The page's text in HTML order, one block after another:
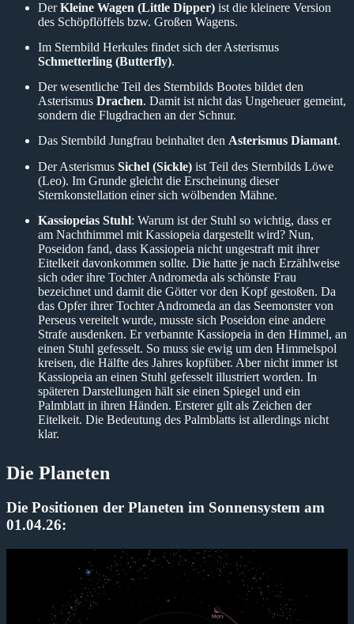
DerKleine Wagen (Little Dipper) ist die kleinere Version
des Schöpflöffels bzw. Großen Wagens.
Im Sternbild Herkules findet sich der Asterismus
Schmetterling (Butterfly).
Der wesentliche Teil des Sternbilds Bootes bildet den
Asterismus Drachen. Damit ist nicht das Ungeheuer gemeint,
sondern die Flugdrachen an der Schnur.
Das Sternbild Jungfrau beinhaltet den Asterismus Diamant.
Der Asterismus Sichel (Sickle) ist Teil des Sternbilds Löwe
(Leo). Im Grunde gleicht die Erscheinung dieser
Sternkonstellation einer sich wölbenden Mähne.
Kassiopeias Stuhl: Warum ist der Stuhl so wichtig, dass er
am Nachthimmel mit Kassiopeia dargestellt wird? Nun,
Poseidon fand, dass Kassiopeia nicht ungestraft mit ihrer
Eitelkeit davonkommen sollte. Die hatte je nach Erzählweise
sich oder ihre Tochter Andromeda als schönste Frau
bezeichnet und damit die Götter vor den Kopf gestoßen. Da
das Opfer ihrer Tochter Andromeda an das Seemonster von
Perseus vereitelt wurde, musste sich Poseidon eine andere
Strafe ausdenken. Er verbannte Kassiopeia in den Himmel, an
einen Stuhl gefesselt. So muss sie ewig um den Himmelspol
kreisen, die Hälfte des Jahres kopfüber. Aber nicht immer ist
Kassiopeia an einen Stuhl gefesselt illustriert worden. In
späteren Darstellungen hält sie einen Spiegel und ein
Palmblatt in ihren Händen. Ersterer gilt als Zeichen der
Eitelkeit. Die Bedeutung des Palmblatts ist allerdings nicht
klar.
Die Planeten
Die Positionen der Planeten im Sonnensystem am
01.04.26: